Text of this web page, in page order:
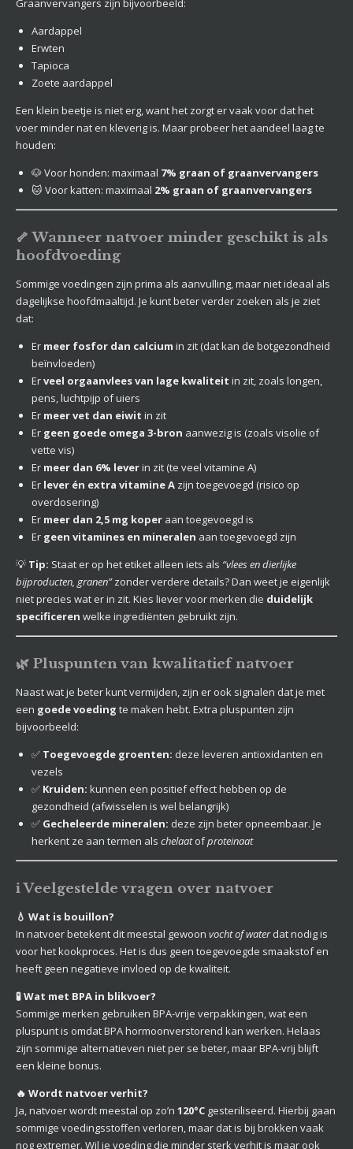
Graanvervangers zijn bijvoorbeeld:
Aardappel
Erwten
Tapioca
Zoete aardappel
Een klein beetje is niet erg, want het zorgt er vaak voor dat het
voer minder nat en kleverig is. Maar probeer het aandeel laag te
houden:
🐶 Voor honden: maximaal 7% graan of graanvervangers
🐱 Voor katten: maximaal 2% graan of graanvervangers
🦴 Wanneer natvoer minder geschikt is als
hoofdvoeding
Sommige voedingen zijn prima als aanvulling, maar niet ideaal als
dagelijkse hoofdmaaltijd. Je kunt beter verder zoeken als je ziet
dat:
Er meer fosfor dan calcium in zit (dat kan de botgezondheid
beïnvloeden)
Erveel orgaanvlees van lage kwaliteit in zit, zoals longen,
pens, luchtpijp of uiers
Er meer vet dan eiwit in zit
Er geen goede omega 3-bron aanwezig is (zoals visolie of
vette vis)
Er meer dan 6% leverin zit (te veel vitamine A)
Er lever én extra vitamine Azijn toegevoegd (risico op
overdosering)
Er meer dan 2,5 mg koperaan toegevoegd is
Er geen vitamines en mineralen aan toegevoegd zijn
💡 Tip: Staat er op het etiket alleen iets als “vlees en dierlijke
bijproducten, granen”zonder verdere details? Dan weet je eigenlijk
niet precies wat er in zit. Kies liever voor merken die duidelijk
specificeren welke ingrediënten gebruikt zijn.
🌿 Pluspunten van kwalitatief natvoer
Naast wat je beter kunt vermijden, zijn er ook signalen dat je met
een goede voeding te maken hebt. Extra pluspunten zijn
bijvoorbeeld:
✅ Toegevoegde groenten: deze leveren antioxidanten en
vezels
✅ Kruiden: kunnen een positief effect hebben op de
gezondheid (afwisselen is wel belangrijk)
✅ Gecheleerde mineralen: deze zijn beter opneembaar. Je
herkent ze aan termen als chelaatofproteinaat
ℹ️ Veelgestelde vragen over natvoer
💧 Wat is bouillon?
In natvoer betekent dit meestal gewoon vocht of waterdat nodig is
voor het kookproces. Het is dus geen toegevoegde smaakstof en
heeft geen negatieve invloed op de kwaliteit.
🧪 Wat met BPA in blikvoer?
Sommige merken gebruiken BPA-vrije verpakkingen, wat een
pluspunt is omdat BPA hormoonverstorend kan werken. Helaas
zijn sommige alternatieven niet per se beter, maar BPA-vrij blijft
een kleine bonus.
🔥 Wordt natvoer verhit?
Ja, natvoer wordt meestal op zo’n 120°C gesteriliseerd. Hierbij gaan
sommige voedingsstoffen verloren, maar dat is bij brokken vaak
nog extremer. Wil je voeding die minder sterk verhit is maar ook